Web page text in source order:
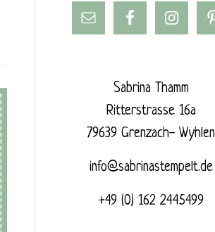
Sabrina Thamm
Ritterstrasse 16a
79639 Grenzach- Wyhlen
info@sabrinastempelt.de
+49 (0) 162 2445499